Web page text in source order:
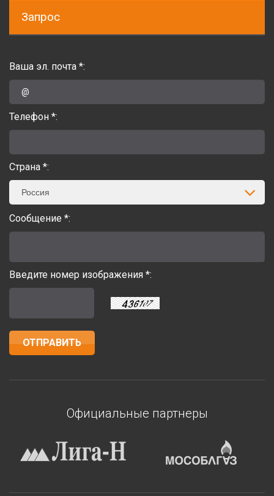
Запрос
Ваша эл. почта *:
Телефон *:
Страна *:
Россия
Сообщение *:
Введите номер изображения *:
Официальные партнеры